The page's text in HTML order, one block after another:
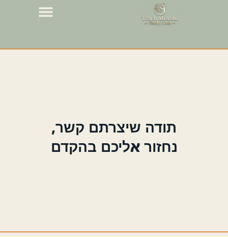
תודה שיצרתם קשר,
נחזור אליכם בהקדם